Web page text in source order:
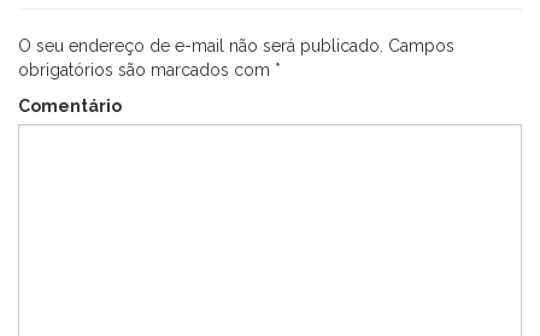
O seu endereço de e-mail não será publicado. Campos
obrigatórios são marcados com *
Comentário